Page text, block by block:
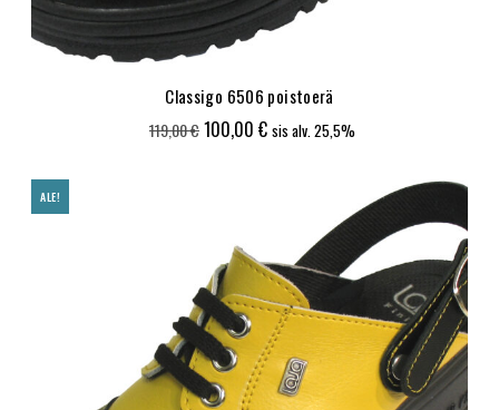
Classigo 6506 poistoerä
119,00€Alkuperäinen
100,00 €Nykyinen
sis alv. 25,5%
ALE!